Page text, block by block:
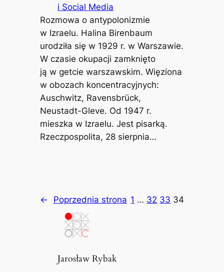
i Social Media
Rozmowa o antypolonizmie
w Izraelu. Halina Birenbaum
urodziła się w 1929 r. w Warszawie.
W czasie okupacji zamknięto
ją w getcie warszawskim. Więziona
w obozach koncentracyjnych:
Auschwitz, Ravensbrück,
Neustadt-Gleve. Od 1947 r.
mieszka w Izraelu. Jest pisarką.
Rzeczpospolita, 28 sierpnia…
← Poprzednia strona 1 … 32 33 34
Jarosław Rybak